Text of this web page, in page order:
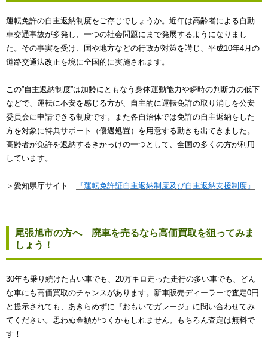
運転免許の自主返納制度をご存じでしょうか。近年は高齢者による自動
車交通事故が多発し、一つの社会問題にまで発展するようになりまし
た。その事実を受け、国や地方などの行政が対策を講じ、平成10年4月の
道路交通法改正を境に全国的に実施されます。
この”自主返納制度”は加齢にともなう身体運動能力や瞬時の判断力の低下
などで、運転に不安を感じる方が、自主的に運転免許の取り消しを公安
委員会に申請できる制度です。また各自治体では免許の自主返納をした
方を対象に特典サポート（優遇処置）を用意する動きも出てきました。
高齢者が免許を返納するきかっけの一つとして、全国の多くの方が利用
しています。
＞愛知県庁サイト 『運転免許証自主返納制度及び自主返納支援制度』
尾張旭市の方へ 廃車を売るなら高価買取を狙ってみま
しょう！
30年も乗り続けた古い車でも、20万キロ走った走行の多い車でも、どん
な車にも高価買取のチャンスがあります。新車販売ディーラーで査定0円
と提示されても、あきらめずに『おもいでガレージ』に問い合わせてみ
てください。思わぬ金額がつくかもしれません。もちろん査定は無料で
す！